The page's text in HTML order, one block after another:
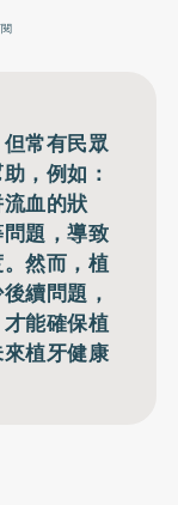
常有民眾
，例如：
血的狀
題，導致
然而，植
續問題，
能確保植
植牙健康